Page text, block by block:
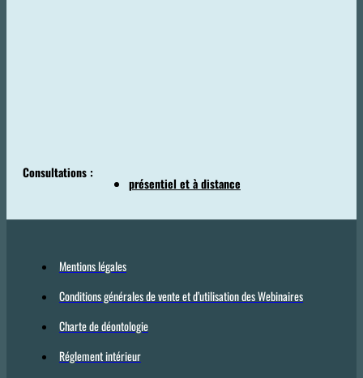
Consultations :
présentiel et à distance
Mentions légales
Conditions générales de vente et d’utilisation des Webinaires
Charte de déontologie
Réglement intérieur